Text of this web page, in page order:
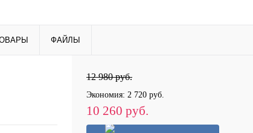
ФАЙЛЫ
12 980 руб.
Экономия: 2 720 руб.
10 260 руб.